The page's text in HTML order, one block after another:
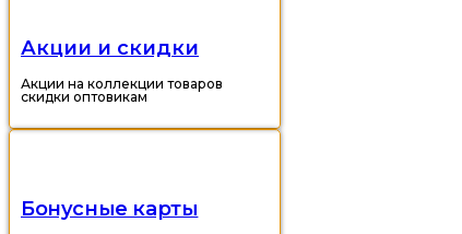
Акции и скидки
Акции на коллекции товаров
скидки оптовикам
Бонусные карты